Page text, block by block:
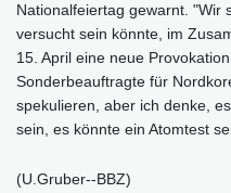
Nationalfeiertag gewarnt. "Wir
versucht sein könnte, im
15. April eine neue
Sonderbeauftragte für
spekulieren, aber ich denke,
sein, es könnte ein Atomtest
(U.Gruber--BBZ)